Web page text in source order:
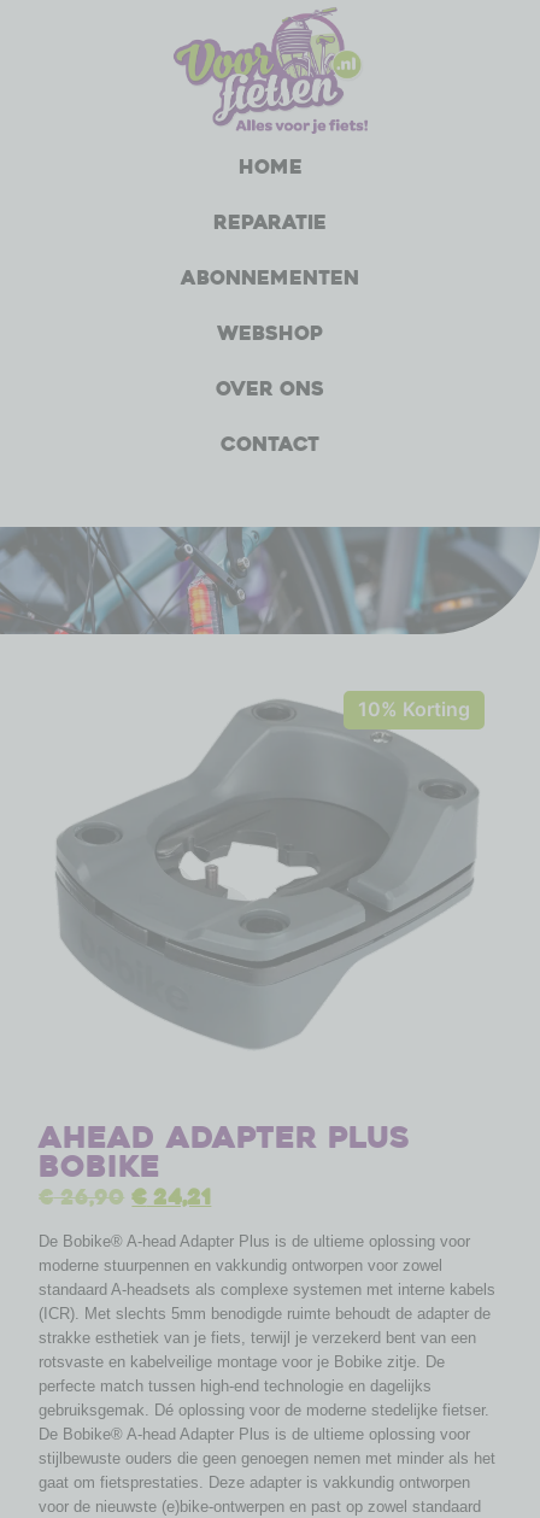
Home
Reparatie
Abonnementen
Webshop
Over ons
Contact
10% Korting
Ahead adapter plus
Bobike
€26,90 €24,21
De Bobike® A-head Adapter Plus is de ultieme oplossing voor
moderne stuurpennen en vakkundig ontworpen voor zowel
standaard A-headsets als complexe systemen met interne kabels
(ICR). Met slechts 5mm benodigde ruimte behoudt de adapter de
strakke esthetiek van je fiets, terwijl je verzekerd bent van een
rotsvaste en kabelveilige montage voor je Bobike zitje. De
perfecte match tussen high-end technologie en dagelijks
gebruiksgemak. Dé oplossing voor de moderne stedelijke fietser.
De Bobike® A-head Adapter Plus is de ultieme oplossing voor
stijlbewuste ouders die geen genoegen nemen met minder als het
gaat om fietsprestaties. Deze adapter is vakkundig ontworpen
voor de nieuwste (e)bike-ontwerpen en past op zowel standaard